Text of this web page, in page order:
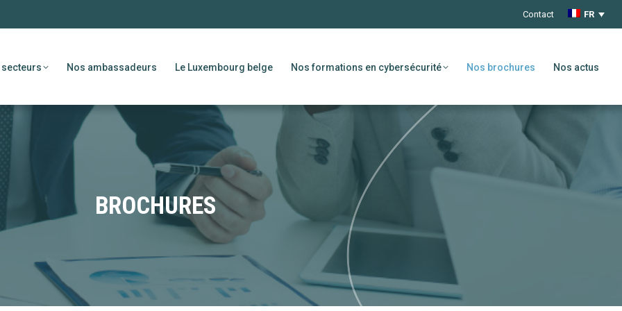
Contact FR
secteurs Nos ambassadeurs Le Luxembourg belge Nos formations en cybersécurité Nos brochures Nos actus
BROCHURES